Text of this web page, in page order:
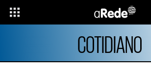
COTIDIANO